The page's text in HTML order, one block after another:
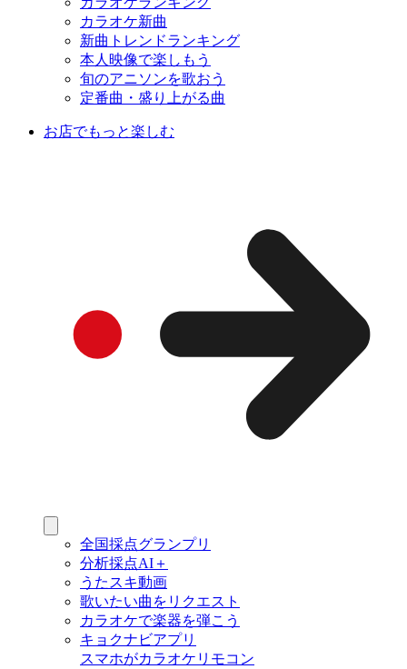
カラオケ新曲
新曲トレンドランキング
本人映像で楽しもう
旬のアニソンを歌おう
定番曲・盛り上がる曲
お店でもっと楽しむ
全国採点グランプリ
分析採点AI＋
うたスキ動画
歌いたい曲をリクエスト
カラオケで楽器を弾こう
キョクナビアプリ
スマホがカラオケリモコン